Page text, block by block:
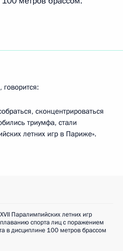
говорится:
сконцентрироваться
триумфа, стали
летних игр в Париже».
Паралимпийских летних игр
спорта лиц с поражением
в дисциплине 100 метров брассом